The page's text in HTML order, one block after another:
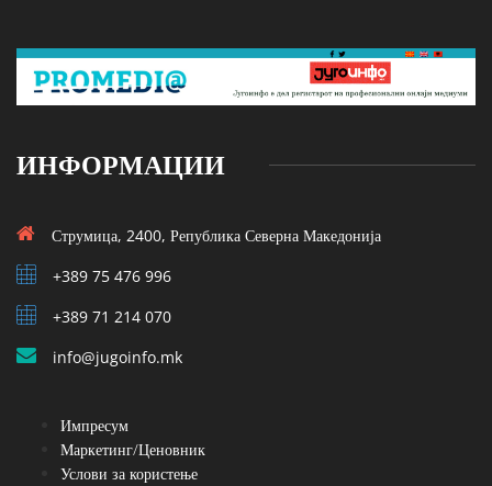
ИНФОРМАЦИИ
Струмица, 2400, Република Северна Македонија
+389 75 476 996
+389 71 214 070
info@jugoinfo.mk
Импресум
Маркетинг/Ценовник
Услови за користење